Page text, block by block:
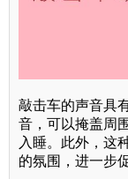
敲击车的声音具
音，可以掩盖周
入睡。此外，这
的氛围，进一步